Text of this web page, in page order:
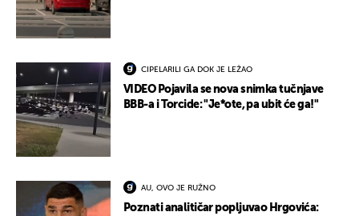
CIPELARILI GA DOK JE LEŽAO
VIDEO Pojavila se nova snimka tučnjave
BBB-a i Torcide: "Je*ote, pa ubit će ga!"
AU, OVO JE RUŽNO
Poznati analitičar popljuvao Hrgovića: